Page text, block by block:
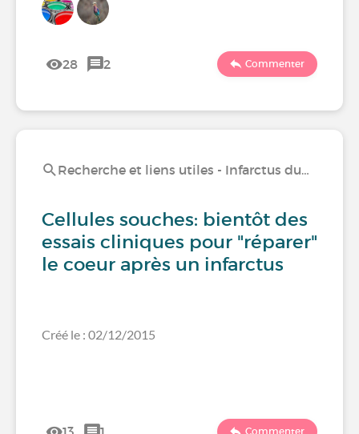
28 2 Commenter
Recherche et liens utiles - Infarctus du…
Cellules souches: bientôt des
essais cliniques pour "réparer"
le coeur après un infarctus
Créé le : 02/12/2015
Commenter